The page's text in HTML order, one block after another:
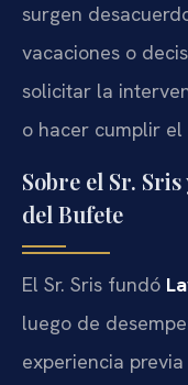
surgen
vacaciones o
solicitar la
o hacer cumplir
Sobre el Sr.
del Bufete
El Sr. Sris fundó
luego de
experiencia